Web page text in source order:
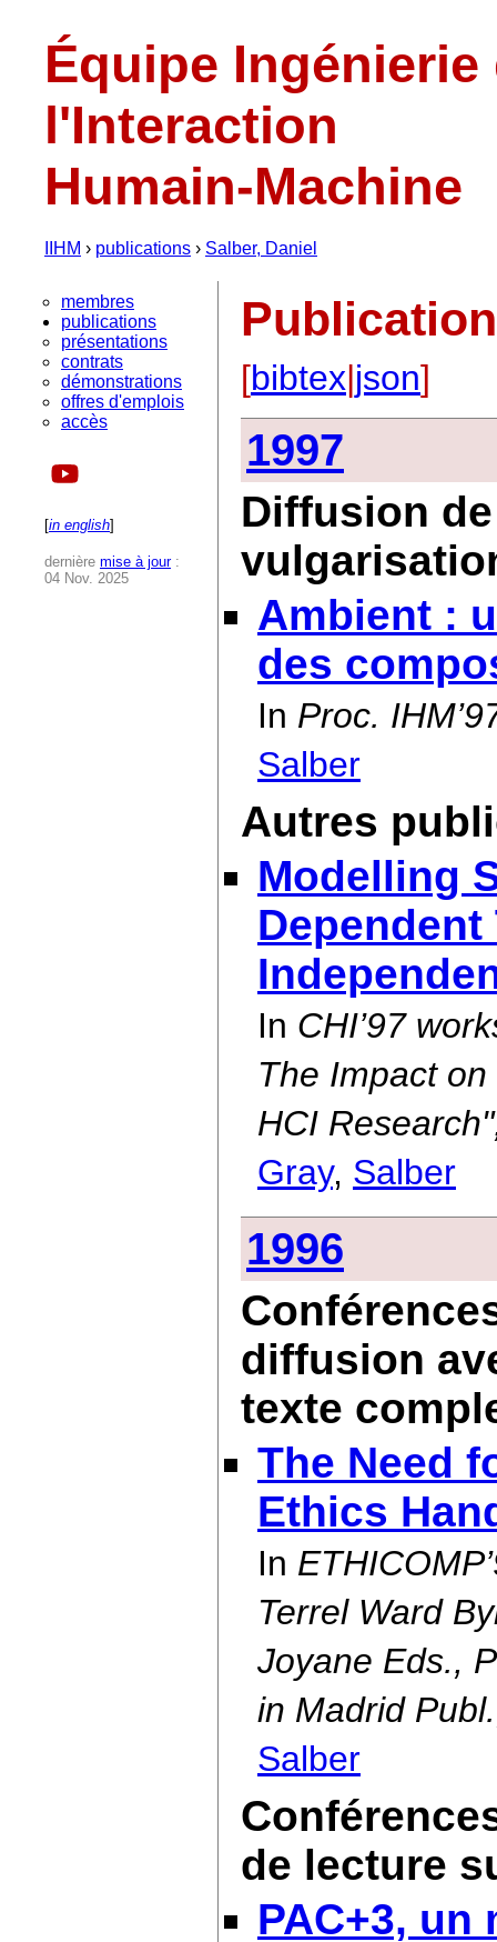
Équipe Ingénierie
l'Interaction
Humain-Machine
IIHM › publications › Salber, Daniel
membres
publications
présentations
contrats
démonstrations
offres d'emplois
accès
[in english]
dernière mise à jour:
04 Nov. 2025
[bibtex|json]
1997
Diffusion
Ambient :
des
In Proc.
Salber
Autres
Modelling
In CHI’97
The Impact
HCI
Gray, Salber
1996
diffusion
texte
The Need
Ethics
In
Terrel Ward
Joyane Eds.,
in Madrid
Salber
de lecture
PAC+3, un